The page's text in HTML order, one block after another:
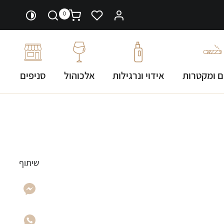
0
ומקטרות אידוי ונרגילות אלכוהול סניפים
שיתוף